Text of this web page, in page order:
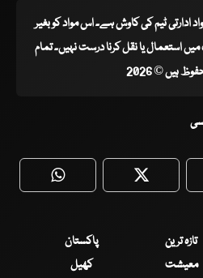
ادارتی ٹیم کی کاوش ہے۔ اس مواد کو بغیر
استعمال یا نقل کرنا درست نہیں۔ تمام
ہیں © 2026
WhatsApp Twitter
تازہ ترین
پاکستان
معیشت
کھیل